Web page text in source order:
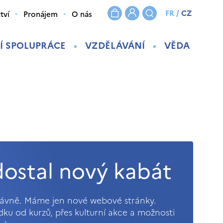
SPOLUPRÁCE VZDĚLÁVÁNÍ VĚDA
Pronájem O nás FR/CZ
nový kabát
Máme jen nové webové stránky.
od kurzů, přes kulturní akce a možnosti